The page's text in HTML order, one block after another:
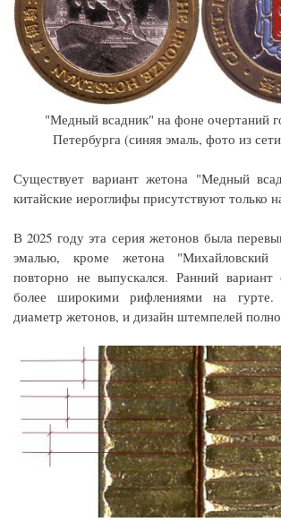
"Медный всадник" на фоне очертаний
Петербурга (синяя эмаль, фото из
Существует вариант жетона "Медный
китайские иероглифы присутствуют только
В 2025 году эта серия жетонов была
эмалью, кроме жетона "Михайловский
повторно не выпускался. Ранний вариант
более широкими рифлениями на
диаметр жетонов, и дизайн штемпелей